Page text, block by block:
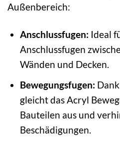
Außenbereich:
Anschlussfugen: Ideal
Anschlussfugen
Wänden und Decken.
Bewegungsfugen:
gleicht das Acryl
Bauteilen aus und
Beschädigungen.